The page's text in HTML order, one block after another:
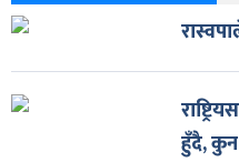
हुँदै, कुन